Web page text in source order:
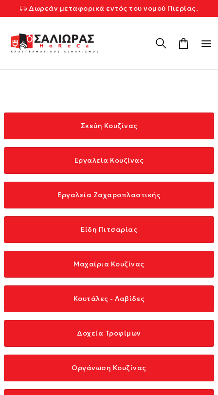
Δωρεάν μεταφορικά εντός του νομού Πιερίας.
Σκεύη Κουζίνας
Εργαλεία Κουζίνας
Εργαλεία Ζαχαροπλαστικής
Είδη Πιτσαρίας
Μαχαίρια Κουζίνας
Κουτάλες - Λαβίδες
Δοχεία Τροφίμων
Οργάνωση Κουζίνας